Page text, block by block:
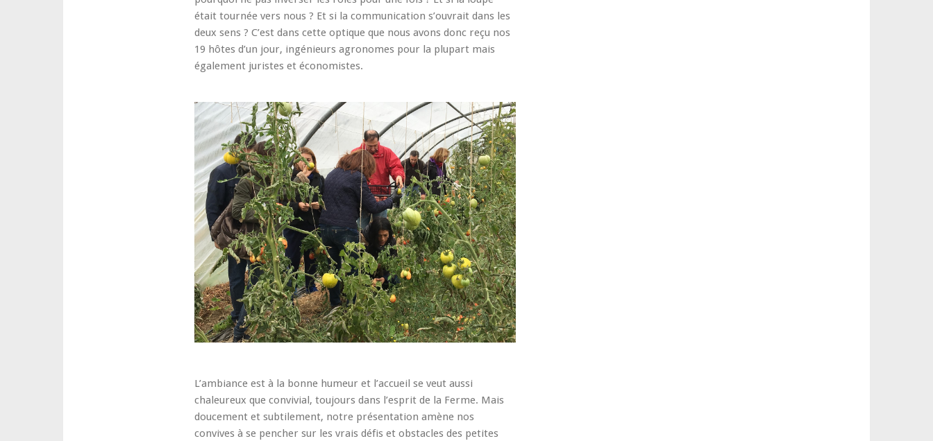
était tournée vers nous ? Et si la communication s’ouvrait dans les
deux sens ? C’est dans cette optique que nous avons donc reçu nos
19 hôtes d’un jour, ingénieurs agronomes pour la plupart mais
également juristes et économistes.
L’ambiance est à la bonne humeur et l’accueil se veut aussi
chaleureux que convivial, toujours dans l’esprit de la Ferme. Mais
doucement et subtilement, notre présentation amène nos
convives à se pencher sur les vrais défis et obstacles des petites